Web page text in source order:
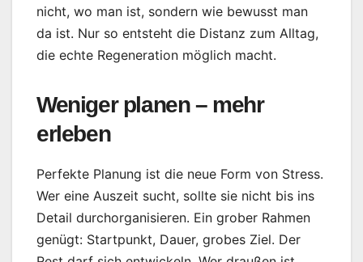
nicht, wo man ist, sondern wie bewusst man
da ist. Nur so entsteht die Distanz zum Alltag,
die echte Regeneration möglich macht.
Weniger planen – mehr
erleben
Perfekte Planung ist die neue Form von Stress.
Wer eine Auszeit sucht, sollte sie nicht bis ins
Detail durchorganisieren. Ein grober Rahmen
genügt: Startpunkt, Dauer, grobes Ziel. Der